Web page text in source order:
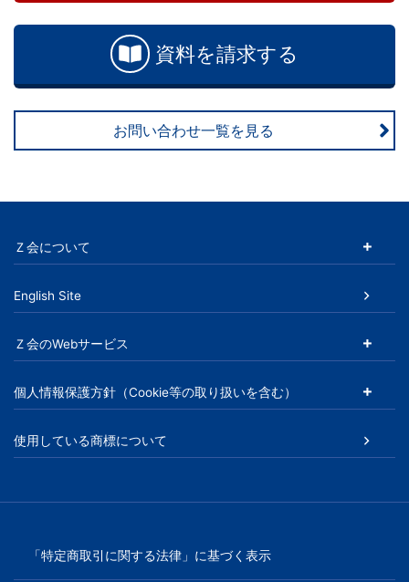
つ
る。
幼
児
～
大
学
受
験
生・
大
資料を請求する
お問い合わせ一覧を見る
Ｚ会について
English Site
Ｚ会のWebサービス
個人情報保護方針（Cookie等の取り扱いを含む）
使用している商標について
「特定商取引に関する法律」に基づく表示